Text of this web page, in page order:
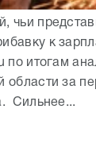
чьи
к
по итогам
области за
Сильнее...